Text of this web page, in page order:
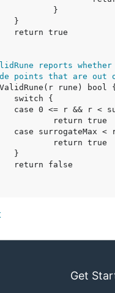
reports
points that are
Get